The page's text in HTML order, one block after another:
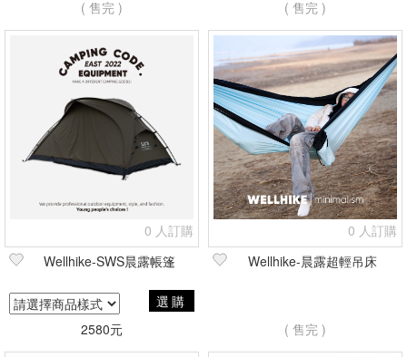
( 售完 ) ( 售完 )
0 人訂購
Wellhike-SWS晨露帳篷
選購
2580元
0 人訂購
Wellhike-晨露超輕吊床
( 售完 )